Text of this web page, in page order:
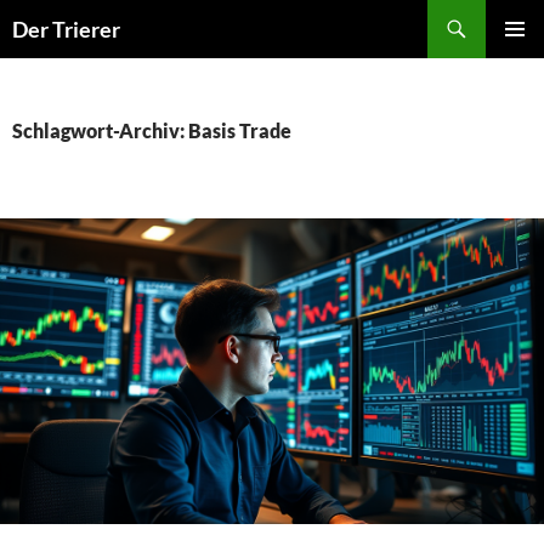
Inhalt
Der Trierer
Schlagwort-Archiv: Basis Trade